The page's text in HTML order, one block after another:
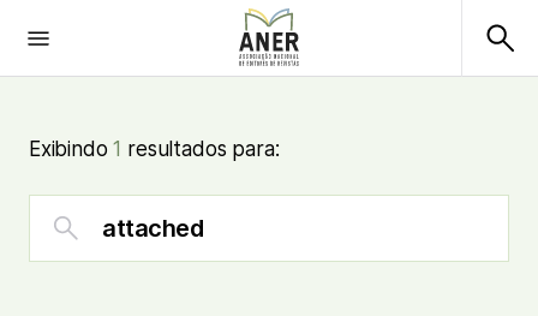
Exibindo1 resultados para: